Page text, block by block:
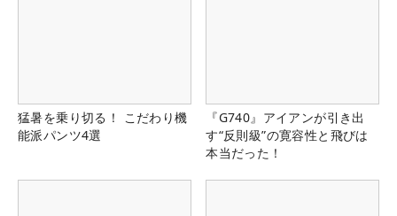
猛暑を乗り切る！ こだわり機
能派パンツ4選
『G740』アイアンが引き出
す“反則級”の寛容性と飛びは
本当だった！